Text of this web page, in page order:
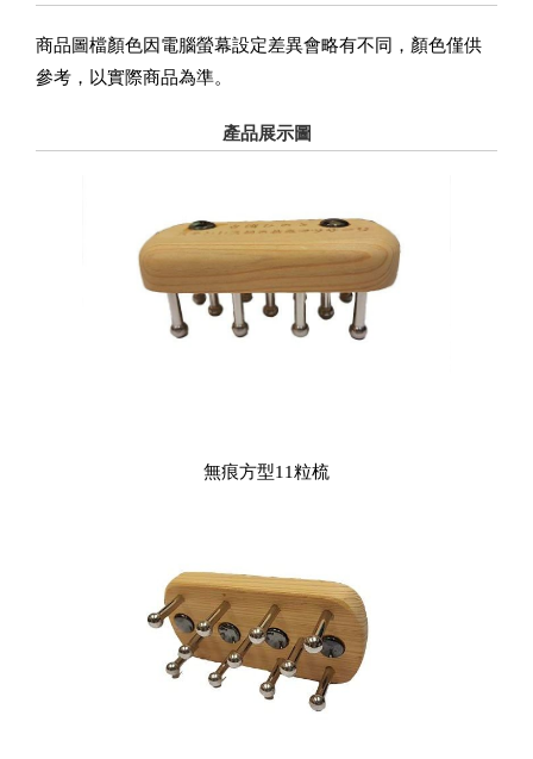
商品圖檔顏色因電腦螢幕設定差異會略有不同，顏色僅供
參考，以實際商品為準。
產品展示圖
無痕方型11粒梳